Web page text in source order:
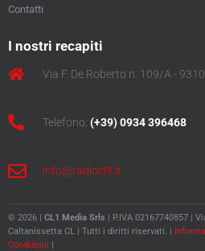
Contatti
I nostri recapiti
Via F. De Roberto n. 109/A -
Telefono: (+39) 0934 396468
info@radiocl1.it
© 2026 | CL1 Media Srls | P.IVA 02167740857 |
Caltanissetta CL | Tutti i diritti riservati. |
Condizioni |